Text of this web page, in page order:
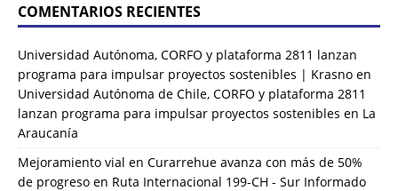
COMENTARIOS RECIENTES
Universidad Autónoma, CORFO y plataforma 2811 lanzan
programa para impulsar proyectos sostenibles | Krasno en
Universidad Autónoma de Chile, CORFO y plataforma 2811
lanzan programa para impulsar proyectos sostenibles en La
Araucanía
Mejoramiento vial en Curarrehue avanza con más de 50%
de progreso en Ruta Internacional 199-CH - Sur Informado